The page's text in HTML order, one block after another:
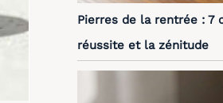
Pierres de la rentrée : 7
réussite et la zénitude